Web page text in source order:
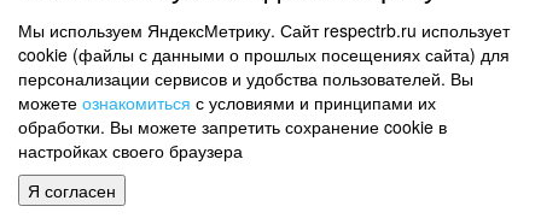
Новый продукт "Готовые решения (проф). Кадры (режим
работы и командировки)" от КонсультантПлюс
5 Aug 2026 - 14:38
Новый продукт "Готовые решения (проф).
Имущественные налоги" от КонсультантПлюс
21 Jul 2026 - 11:20
Новый сервис "Проверка ссылок", "Краткий пересказ"
документов госорганов и другие новшества в летнем
Мы используем ЯндексМетрику. Сайт respectrb.ru использует
cookie (файлы с данными о прошлых посещениях сайта) для
персонализации сервисов и удобства пользователей. Вы
можете ознакомиться с условиями и принципами их
обработки. Вы можете запретить сохранение cookie в
настройках своего браузера
Я согласен